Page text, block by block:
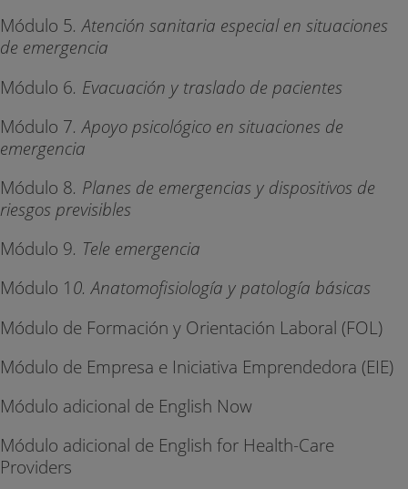
Módulo 5. Atención sanitaria especial en situaciones
de emergencia
Módulo 6. Evacuación y traslado de pacientes
Módulo 7. Apoyo psicológico en situaciones de
emergencia
Módulo 8. Planes de emergencias y dispositivos de
riesgos previsibles
Módulo 9. Tele emergencia
Módulo 10. Anatomofisiología y patología básicas
Módulo de Formación y Orientación Laboral (FOL)
Módulo de Empresa e Iniciativa Emprendedora (EIE)
Módulo adicional de English Now
Módulo adicional de English for Health-Care
Providers